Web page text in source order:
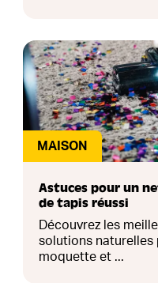
MAISON
Astuces pour un
de tapis réussi
Découvrez les
solutions naturelles
moquette et ...